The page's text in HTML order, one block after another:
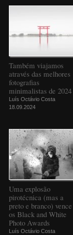
Também viajamos
através das melhores
fotografias
minimalistas de 2024
Luís Octávio Costa
18.09.2024
Uma explosão
pirotécnica (mas a
preto e branco) vence
os Black and White
Photo Awards
Luís Octávio Costa